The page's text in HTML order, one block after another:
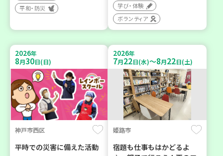
平和・防災
学び・体験
ボランティア
2026年
8月30日(日)
神戸市西区
平時での災害に備えた活動
2026年
7月22日(水)～8月22日(土)
姫路市
宿題も仕事もはかどるよ